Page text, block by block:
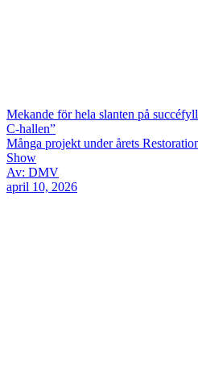
Mekande för hela slanten på
C-hallen”
Många projekt under årets
Show
Av: DMV
april 10, 2026